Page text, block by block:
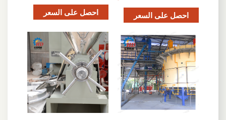
احصل على السعر احصل على السعر